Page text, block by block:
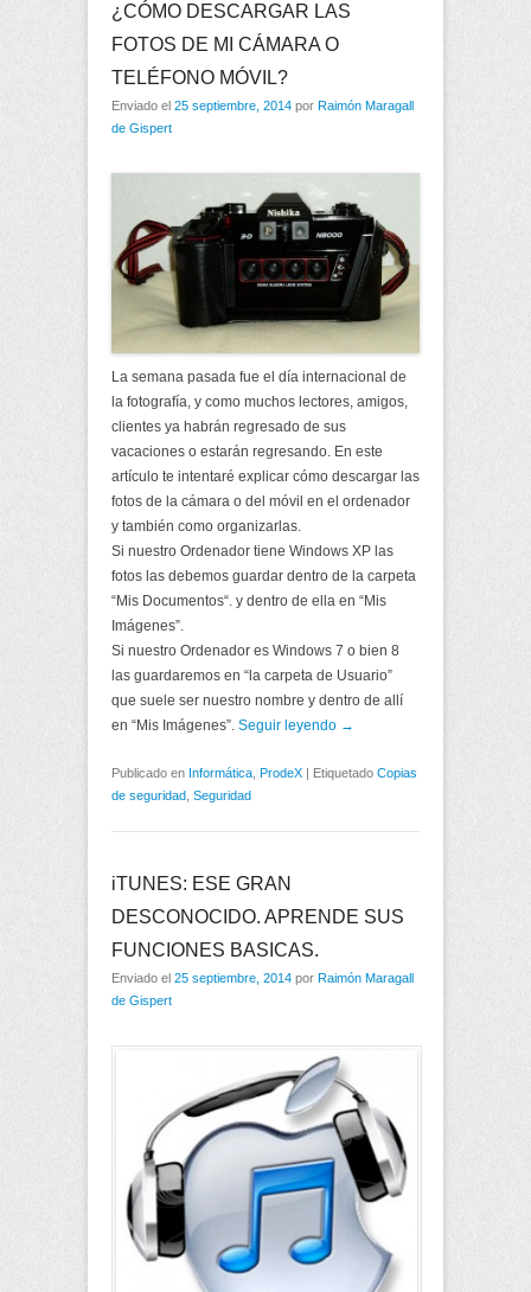
¿CÓMO DESCARGAR LAS
FOTOS DE MI CÁMARA O
TELÉFONO MÓVIL?
Enviado el 25 septiembre, 2014 por Raimón Maragall
de Gispert
La semana pasada fue el día internacional de
la fotografía, y como muchos lectores, amigos,
clientes ya habrán regresado de sus
vacaciones o estarán regresando. En este
artículo te intentaré explicar cómo descargar las
fotos de la cámara o del móvil en el ordenador
y también como organizarlas.
Si nuestro Ordenador tiene Windows XP las
fotos las debemos guardar dentro de la carpeta
“Mis Documentos“. y dentro de ella en “Mis
Imágenes”.
Si nuestro Ordenador es Windows 7 o bien 8
las guardaremos en “la carpeta de Usuario”
que suele ser nuestro nombre y dentro de allí
en “Mis Imágenes”. Seguir leyendo →
Publicado en Informática ProdeX | Etiquetado Copias
de seguridad Seguridad
iTUNES: ESE GRAN
DESCONOCIDO. APRENDE SUS
FUNCIONES BASICAS.
Enviado el 25 septiembre, 2014 por Raimón Maragall
de Gispert